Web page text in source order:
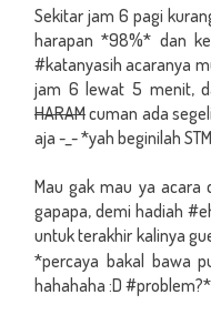
Sekitar jam 6 pagi
harapan *98%* dan
#katanyasih acaranya
jam 6 lewat 5 menit,
HARAMcuman ada
aja -_- *yah beginilah
Mau gak mau ya acara
gapapa, demi hadiah
untuk terakhir kalinya
*percaya bakal bawa
hahahaha :D #problem?*